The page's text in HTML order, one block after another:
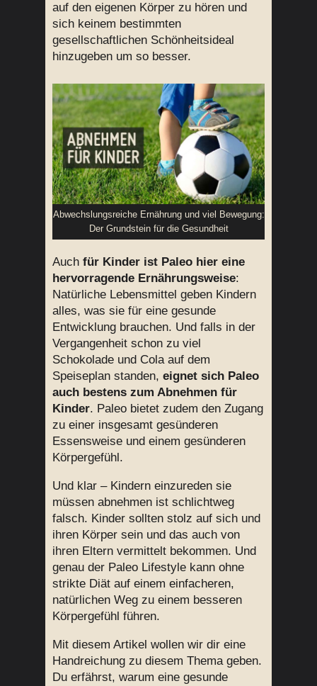
auf den eigenen Körper zu hören und
sich keinem bestimmten
gesellschaftlichen Schönheitsideal
hinzugeben um so besser.
Abwechslungsreiche Ernährung und viel Bewegung:
Der Grundstein für die Gesundheit
Auch für Kinder ist Paleo hier eine
hervorragende Ernährungsweise:
Natürliche Lebensmittel geben Kindern
alles, was sie für eine gesunde
Entwicklung brauchen. Und falls in der
Vergangenheit schon zu viel
Schokolade und Cola auf dem
Speiseplan standen, eignet sich Paleo
auch bestens zum Abnehmen für
Kinder. Paleo bietet zudem den Zugang
zu einer insgesamt gesünderen
Essensweise und einem gesünderen
Körpergefühl.
Und klar – Kindern einzureden sie
müssen abnehmen ist schlichtweg
falsch. Kinder sollten stolz auf sich und
ihren Körper sein und das auch von
ihren Eltern vermittelt bekommen. Und
genau der Paleo Lifestyle kann ohne
strikte Diät auf einem einfacheren,
natürlichen Weg zu einem besseren
Körpergefühl führen.
Mit diesem Artikel wollen wir dir eine
Handreichung zu diesem Thema geben.
Du erfährst, warum eine gesunde